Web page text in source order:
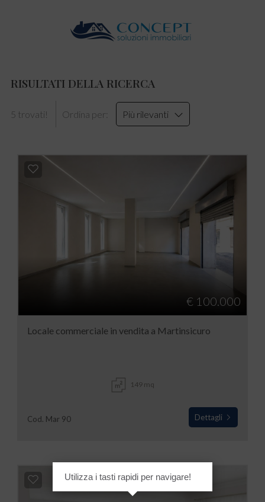
RISULTATI DELLA RICERCA
5 trovati! Ordina per: Più rilevanti
€ 100.000
Locale commerciale in vendita a Martinsicuro
149 mq
Cod. Mar 90 Dettagli
Utilizza i tasti rapidi per navigare!